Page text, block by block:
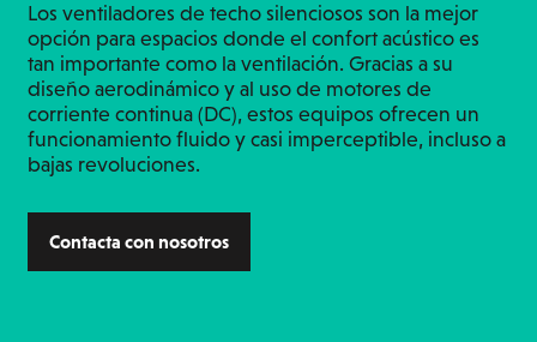
Los ventiladores de techo silenciosos son la mejor
opción para espacios donde el confort acústico es
tan importante como la ventilación. Gracias a su
diseño aerodinámico y al uso de motores de
corriente continua (DC), estos equipos ofrecen un
funcionamiento fluido y casi imperceptible, incluso a
bajas revoluciones.
Contacta con nosotros